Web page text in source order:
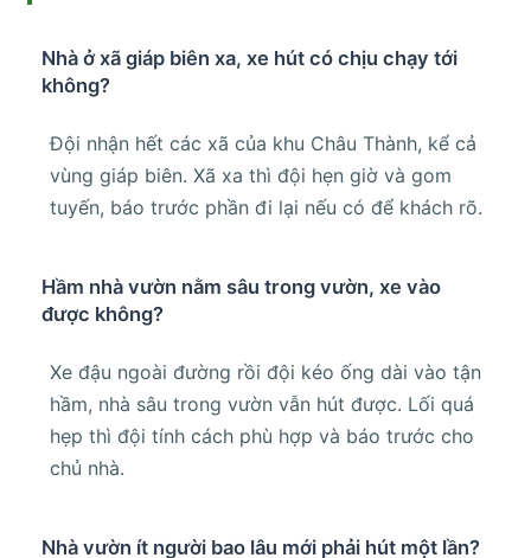
Nhà ở xã giáp biên xa, xe hút có chịu chạy tới
không?
Đội nhận hết các xã của khu Châu Thành, kể cả
vùng giáp biên. Xã xa thì đội hẹn giờ và gom
tuyến, báo trước phần đi lại nếu có để khách rõ.
Hầm nhà vườn nằm sâu trong vườn, xe vào
được không?
Xe đậu ngoài đường rồi đội kéo ống dài vào tận
hầm, nhà sâu trong vườn vẫn hút được. Lối quá
hẹp thì đội tính cách phù hợp và báo trước cho
chủ nhà.
Nhà vườn ít người bao lâu mới phải hút một lần?